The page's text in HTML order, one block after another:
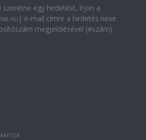
egy hirdetést, írjon a
| e-mail címre a hirdetés neve
megjelölésével (#szám).